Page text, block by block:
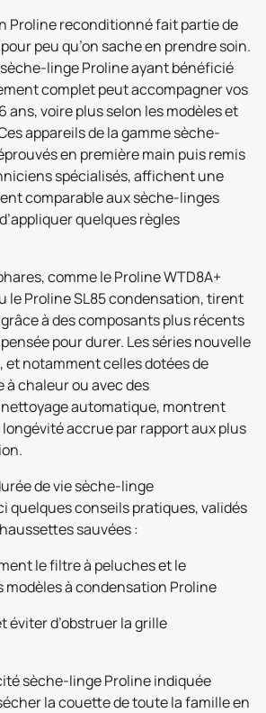
Proline reconditionné fait partie de
peu qu’on sache en prendre soin.
linge Proline ayant bénéficié
complet peut accompagner vos
ans, voire plus selon les modèles et
appareils de la gamme sèche-
en première main puis remis
spécialisés, affichent une
comparable aux sèche-linges
quelques règles
comme le Proline WTD8A+
le Proline SL85 condensation, tirent
à des composants plus récents
pour durer. Les séries nouvelle
et notamment celles dotées de
chaleur ou avec des
automatique, montrent
accrue par rapport aux plus
de vie sèche-linge
quelques conseils pratiques, validés
sauvées :
le filtre à peluches et le
modèles à condensation Proline
éviter d’obstruer la grille
sèche-linge Proline indiquée
la couette de toute la famille en